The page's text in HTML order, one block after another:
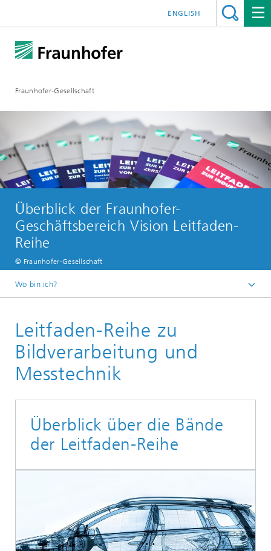
Fraunhofer-Gesellschaft
ENGLISH
Überblick der Fraunhofer-
Geschäftsbereich Vision Leitfaden-
Reihe
© Fraunhofer-Gesellschaft
Wo bin ich?
Publikationen
Leitfaden-Reihe zu
Bildverarbeitung und
Messtechnik
Überblick über die Bände
der Leitfaden-Reihe